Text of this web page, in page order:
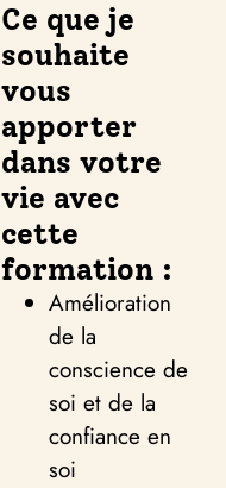
Ce que je
souhaite
vous
apporter
dans votre
vie avec
cette
formation :
Amélioration
de la
conscience de
soi et de la
confiance en
soi